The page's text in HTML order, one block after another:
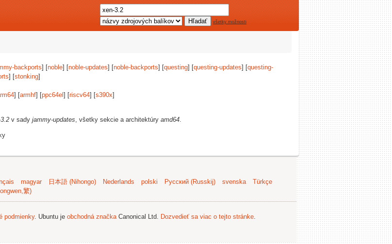
všetky možnosti
backports] [noble] [noble-updates] [noble-backports] [questing] [questing-updates] [questing-
] [stonking]
] [armhf] [ppc64el ] [riscv64] [s390x]
v sady jammy-updates, všetky sekcie a architektúry amd64.
magyar 日本語 (Nihongo) Nederlands polski Русский (Russkij) svenska
Türkçe
繁)
podmienky. Ubuntu je obchodná značkaCanonical Ltd. Dozvedieť sa viac o tejto stránke.